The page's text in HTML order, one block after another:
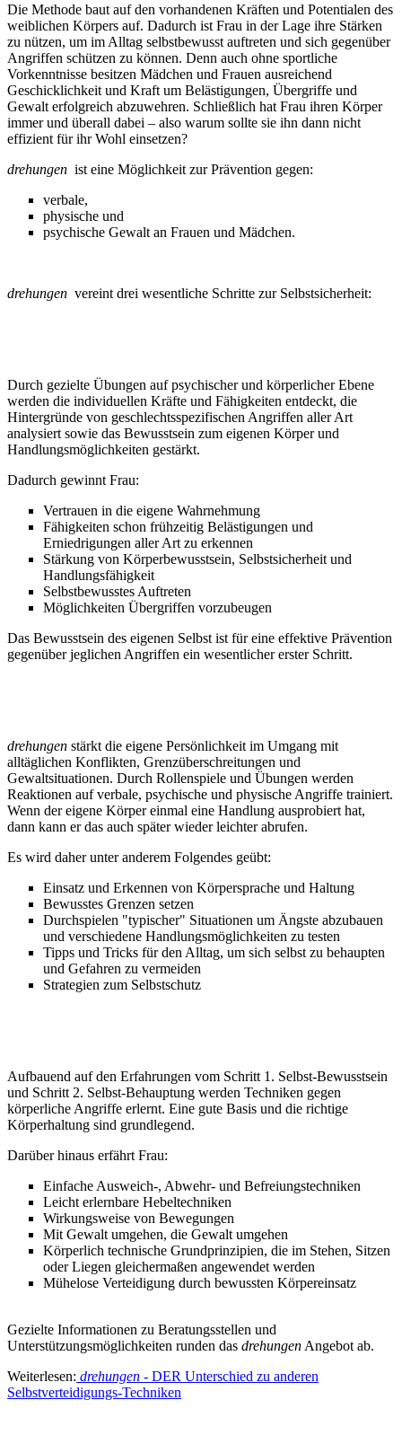
Die Methode baut auf den vorhandenen Kräften und Potentialen des
weiblichen Körpers auf. Dadurch ist Frau in der Lage ihre Stärken
zu nützen, um im Alltag selbstbewusst auftreten und sich gegenüber
Angriffen schützen zu können. Denn auch ohne sportliche
Vorkenntnisse besitzen Mädchen und Frauen ausreichend
Geschicklichkeit und Kraft um Belästigungen, Übergriffe und
Gewalt erfolgreich abzuwehren. Schließlich hat Frau ihren Körper
immer und überall dabei – also warum sollte sie ihn dann nicht
effizient für ihr Wohl einsetzen?
drehungen ist eine Möglichkeit zur Prävention gegen:
verbale,
physische und
psychische Gewalt an Frauen und Mädchen.
drehungen vereint drei wesentliche Schritte zur Selbstsicherheit:
Durch gezielte Übungen auf psychischer und körperlicher Ebene
werden die individuellen Kräfte und Fähigkeiten entdeckt, die
Hintergründe von geschlechtsspezifischen Angriffen aller Art
analysiert sowie das Bewusstsein zum eigenen Körper und
Handlungsmöglichkeiten gestärkt.
Dadurch gewinnt Frau:
Vertrauen in die eigene Wahrnehmung
Fähigkeiten schon frühzeitig Belästigungen und
Erniedrigungen aller Art zu erkennen
Stärkung von Körperbewusstsein, Selbstsicherheit und
Handlungsfähigkeit
Selbstbewusstes Auftreten
Möglichkeiten Übergriffen vorzubeugen
Das Bewusstsein des eigenen Selbst ist für eine effektive Prävention
gegenüber jeglichen Angriffen ein wesentlicher erster Schritt.
drehungen stärkt die eigene Persönlichkeit im Umgang mit
alltäglichen Konflikten, Grenzüberschreitungen und
Gewaltsituationen. Durch Rollenspiele und Übungen werden
Reaktionen auf verbale, psychische und physische Angriffe trainiert.
Wenn der eigene Körper einmal eine Handlung ausprobiert hat,
dann kann er das auch später wieder leichter abrufen.
Es wird daher unter anderem Folgendes geübt:
Einsatz und Erkennen von Körpersprache und Haltung
Bewusstes Grenzen setzen
Durchspielen "typischer" Situationen um Ängste abzubauen
und verschiedene Handlungsmöglichkeiten zu testen
Tipps und Tricks für den Alltag, um sich selbst zu behaupten
und Gefahren zu vermeiden
Strategien zum Selbstschutz
Aufbauend auf den Erfahrungen vom Schritt 1. Selbst-Bewusstsein
und Schritt 2. Selbst-Behauptung werden Techniken gegen
körperliche Angriffe erlernt. Eine gute Basis und die richtige
Körperhaltung sind grundlegend.
Darüber hinaus erfährt Frau:
Einfache Ausweich-, Abwehr- und Befreiungstechniken
Leicht erlernbare Hebeltechniken
Wirkungsweise von Bewegungen
Mit Gewalt umgehen, die Gewalt umgehen
Körperlich technische Grundprinzipien, die im Stehen, Sitzen
oder Liegen gleichermaßen angewendet werden
Mühelose Verteidigung durch bewussten Körpereinsatz
Gezielte Informationen zu Beratungsstellen und
Unterstützungsmöglichkeiten runden das drehungen Angebot ab.
Weiterlesen: drehungen - DER Unterschied zu anderen
Selbstverteidigungs-Techniken